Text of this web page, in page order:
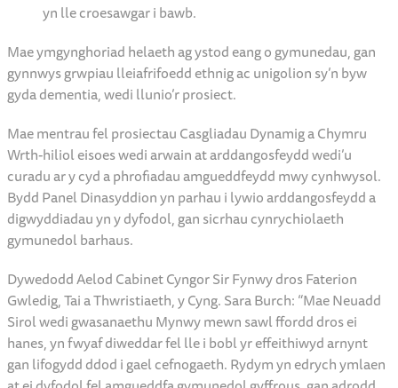
Bydd mannau manwerthu wedi eu hailddylunio a
chroeso newydd i ymwelwyr yn gwella’r profiad i bawb,
gan gefnogi adfywiad Trefynwy a’r Cynllun Rheolaeth
Cyrchfannau.
Bydd y prosiect yn dileu rhwystrau corfforol, ariannol a
yn lle croesawgar i bawb.
Mae ymgynghoriad helaeth ag ystod eang o gymunedau, gan
gynnwys grwpiau lleiafrifoedd ethnig ac unigolion sy’n byw
gyda dementia, wedi llunio’r prosiect.
Mae mentrau fel prosiectau Casgliadau Dynamig a Chymru
Wrth-hiliol eisoes wedi arwain at arddangosfeydd wedi’u
curadu ar y cyd a phrofiadau amgueddfeydd mwy cynhwysol.
Bydd Panel Dinasyddion yn parhau i lywio arddangosfeydd a
digwyddiadau yn y dyfodol, gan sicrhau cynrychiolaeth
gymunedol barhaus.